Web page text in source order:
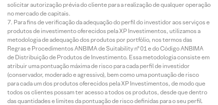
solicitar autorização prévia do cliente para a realização de qualquer operação
no mercado de capitais.
Para fins de verificação da adequação do perfil do investidor aos serviços e
produtos de investimento oferecidos pela XP Investimentos, utilizamos a
metodologia de adequação dos produtos por portfólio, nos termos das
Regras e Procedimentos ANBIMA de Suitability nº 01 e do Código ANBIMA
de Distribuição de Produtos de Investimento. Essa metodologia consiste em
atribuir uma pontuação máxima de risco para cada perfil de investidor
(conservador, moderado e agressivo), bem como uma pontuação de risco
para cada um dos produtos oferecidos pela XP Investimentos, de modo que
todos os clientes possam ter acesso a todos os produtos, desde que dentro
das quantidades e limites da pontuação de risco definidas para o seu perfil.